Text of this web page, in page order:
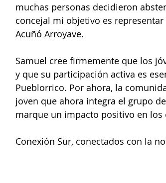
muchas personas decidieron
concejal mi objetivo es
Acuñó Arroyave.
Samuel cree firmemente que los
y que su participación activa es
Pueblorrico. Por ahora, la
joven que ahora integra el grupo
marque un impacto positivo en
Conexión Sur, conectados con la